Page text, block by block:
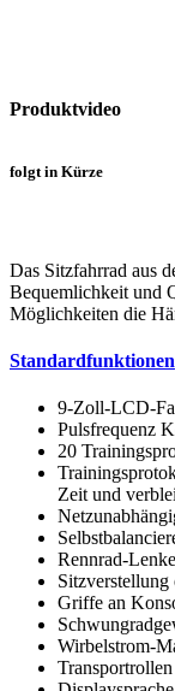
Produktvideo
folgt in Kürze
Das Sitzfahrrad aus
Bequemlichkeit und
Möglichkeiten die
Standardfunktionen
9-Zoll-LCD-
Pulsfrequenz
20
Zeit und
Rennrad-
Sitzverstellung
Griffe an
Wirbelstrom-
Transportrollen